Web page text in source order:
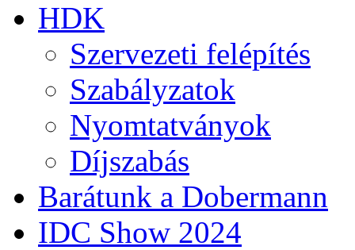
HDK
Szervezeti felépítés
Szabályzatok
Nyomtatványok
Díjszabás
Barátunk a Dobermann
IDC Show 2024